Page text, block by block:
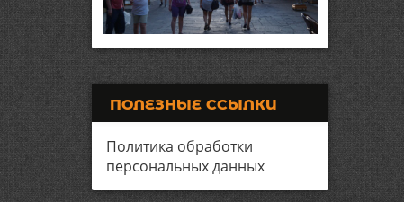
ПОЛЕЗНЫЕ ССЫЛКИ
Политика обработки
персональных данных